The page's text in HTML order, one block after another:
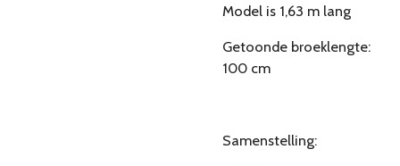
Model is 1,63 m lang
Getoonde broeklengte:
100 cm
Samenstelling: